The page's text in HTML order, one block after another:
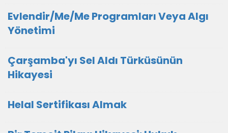
Evlendir/Me/Me Programları Veya Algı
Yönetimi
Çarşamba'yı Sel Aldı Türküsünün
Hikayesi
Helal Sertifikası Almak